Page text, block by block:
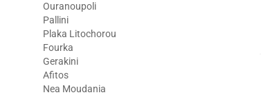
Ouranoupoli
Pallini
Plaka Litochorou
Fourka
Gerakini
Afitos
Nea Moudania